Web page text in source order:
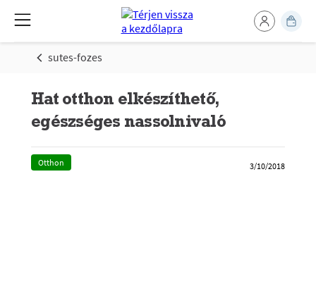
sutes-fozes
Hat otthon elkészíthető,
egészséges nassolnivaló
Otthon 3/10/2018